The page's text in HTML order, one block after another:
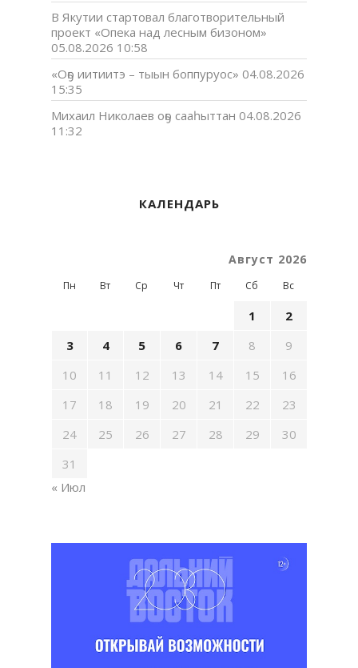
В Якутии стартовал благотворительный
проект «Опека над лесным бизоном»
05.08.2026 10:58
«Оҕо иитиитэ – тыын боппуруос» 04.08.2026
15:35
Михаил Николаев оҕо сааһыттан 04.08.2026
11:32
КАЛЕНДАРЬ
Август 2026
Пн Вт Ср Чт Пт Сб Вс
1
2
3
4 5 6 7 8
9
10
11 12 13 14 15
16
17
18 19 20 21 22
23
24
25 26 27 28 29
30
31
« Июл